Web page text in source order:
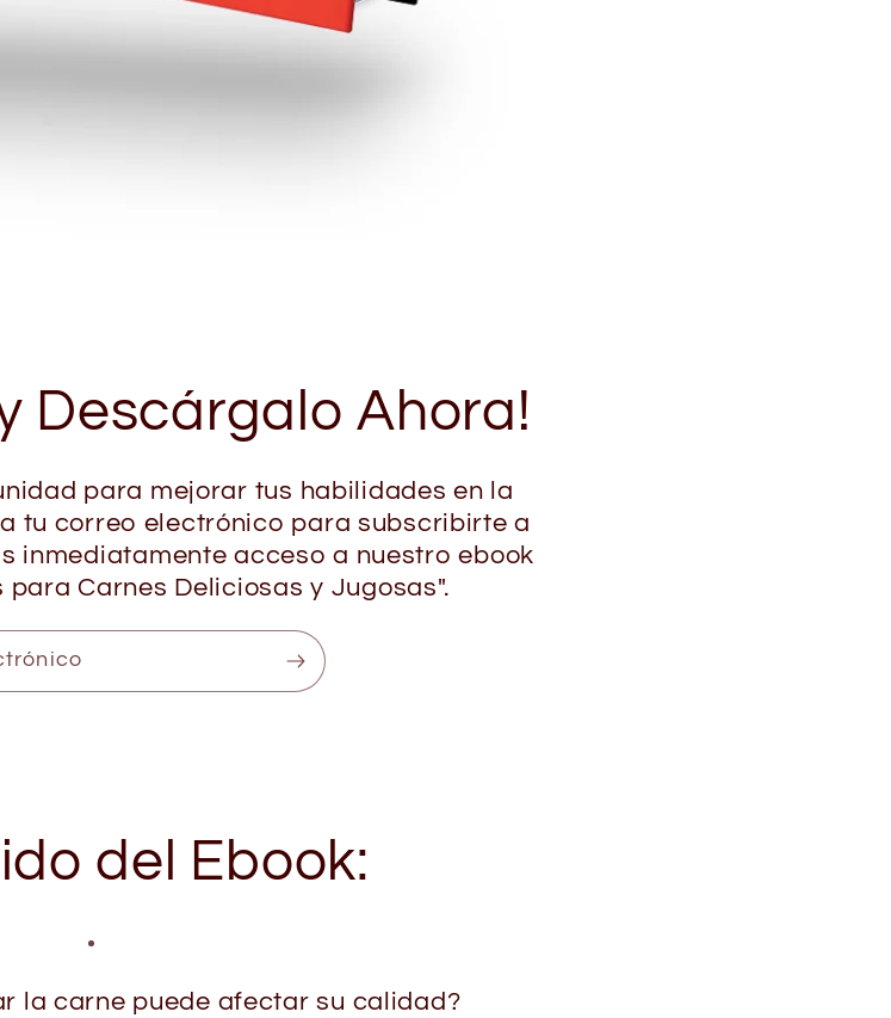
Descárgalo Ahora!
para mejorar tus habilidades en la
tu correo electrónico para subscribirte a
inmediatamente acceso a nuestro ebook
para Carnes Deliciosas y Jugosas".
del Ebook:
la carne puede afectar su calidad?